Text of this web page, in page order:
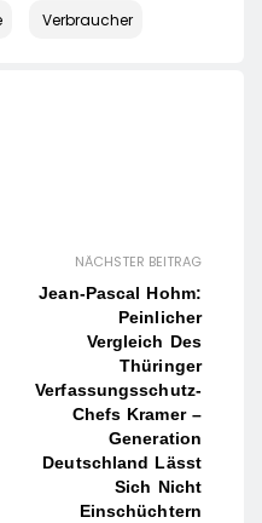
Verbraucher
NÄCHSTER BEITRAG
Jean-Pascal Hohm:
Peinlicher
Vergleich Des
Thüringer
Verfassungsschutz-
Chefs Kramer –
Generation
Deutschland Lässt
Sich Nicht
Einschüchtern